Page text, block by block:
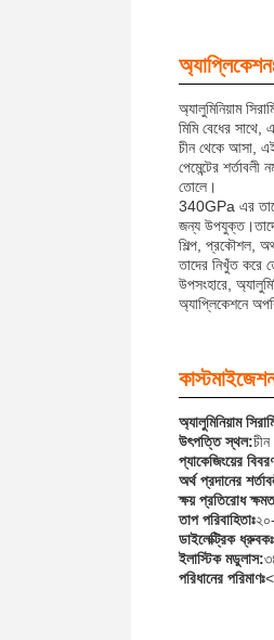
অ্যালুমিনিয়াম
মিমি বেধের সাথে,
চীন থেকে আসা, এই
পেমেন্টের
তোলে।
340GPa এর
জন্য
শিল্প, প্রকৌশল,
তাদের নিখুঁত করে
উপসংহারে,
অ্যাপ্লিকেশনে
অ্যালুমিনিয়াম
উৎপত্তি স্থল:চীন
প্যাকেজিংয়ের
অর্থ প্রদানের
ক্ষয় প্রতিরোধ
তাপ পরিবাহিতাঃ
ডাইলেক্ট্রিক ধ্রুবকঃ
ইলাস্টিক মডুলাস:
পরিধানের পরিমাণঃ